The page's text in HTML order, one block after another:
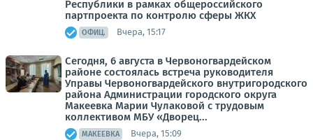
Республики в рамках общероссийского
партпроекта по контролю сферы ЖКХ
ОФИЦ. Вчера, 15:17
Сегодня, 6 августа в Червоногвардейском
районе состоялась встреча руководителя
Управы Червоногвардейского внутригородского
района Администрации городского округа
Макеевка Марии Чулаковой с трудовым
коллективом МБУ «Дворец...
МАКЕЕВКА Вчера, 15:09